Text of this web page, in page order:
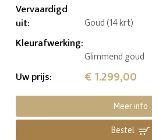
Vervaardigd
uit: Goud (14 krt)
Kleurafwerking:
Glimmend goud
Uw prijs: € 1.299,00
Meer info
Bestel